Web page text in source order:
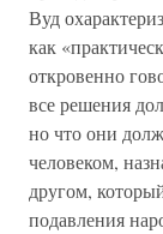
Вуд
как
откровенно
все решения
но что они
человеком,
другом,
подавления